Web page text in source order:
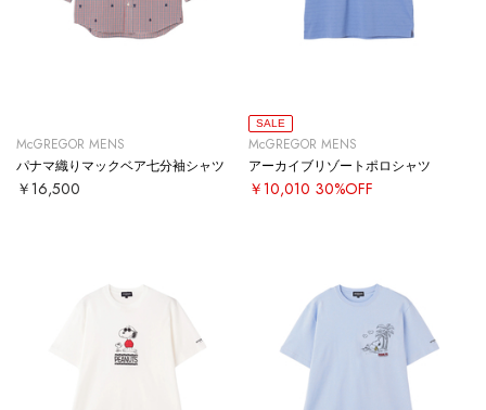
McGREGOR MENS
パナマ織りマックベア七分袖シャツ
￥16,500
SALE
McGREGOR MENS
アーカイブリゾートポロシャツ
￥10,010 30%OFF